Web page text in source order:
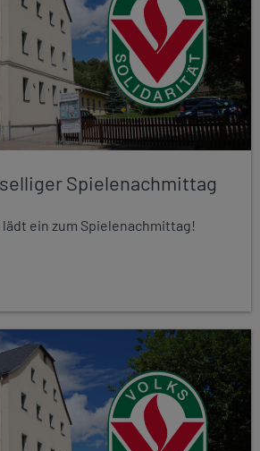
Spielenachmittag
ein zum Spielenachmittag!